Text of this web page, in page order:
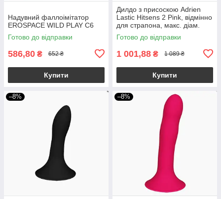
Надувний фаллоімітатор
EROSPACE WILD PLAY C6
Готово до відправки
586,80 ₴ 652 ₴
Купити
Дилдо з присоскою Adrien
Lastic Hitsens 2 Pink, відмінно
для страпона, макс. діам.
4см, довж. 16,7см
Готово до відправки
1 001,88 ₴ 1 089 ₴
Купити
–8% –8%